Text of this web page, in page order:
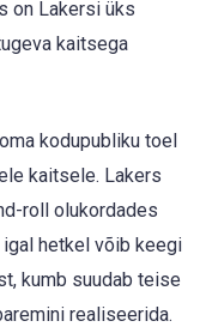
on Lakersi üks
kaitsega
kodupubliku toel
kaitsele. Lakers
roll olukordades
hetkel võib keegi
kumb suudab teise
realiseerida.